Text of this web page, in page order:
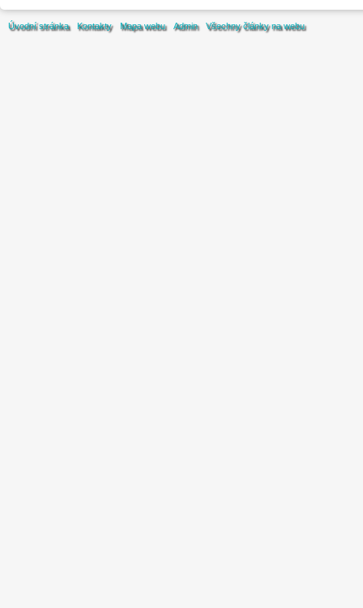
Úvodní stránka Kontakty Mapa webu Admin Všechny články na webu